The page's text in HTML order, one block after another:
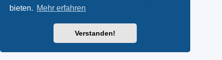
bieten. Mehr erfahren
Verstanden!